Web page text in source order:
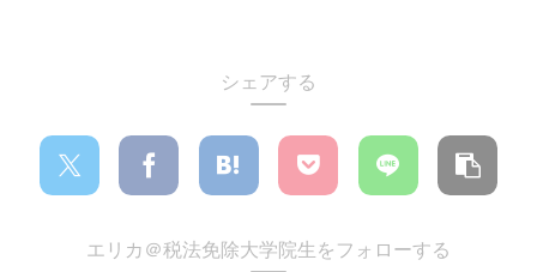
シェアする
エリカ＠税法免除大学院生をフォローする